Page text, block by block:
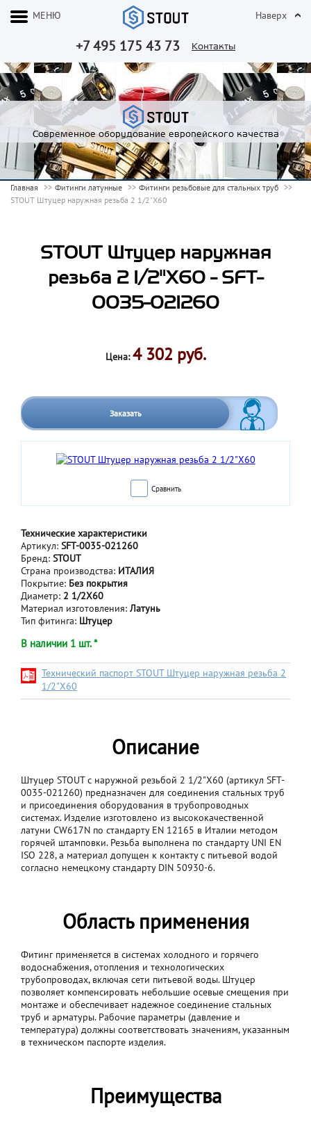
+7 495 175 43 73 Контакты
МЕНЮ Наверх
Современное оборудование европейского качества
Главная Фитинги латунные
Фитинги резьбовые для стальных труб
STOUT Штуцер наружная резьба 2 1/2"X60
STOUT Штуцер наружная
резьба 2 1/2"X60 - SFT-
0035-021260
Цена:4 302 руб.
Заказать
Сравнить
Технические характеристики
Артикул: SFT-0035-021260
Бренд: STOUT
Страна производства: ИТАЛИЯ
Покрытие: Без покрытия
Диаметр: 2 1/2Х60
Материал изготовления: Латунь
Тип фитинга: Штуцер
В наличии 1 шт. *
Технический паспорт STOUT Штуцер наружная резьба 2
1/2"X60
Описание
Штуцер STOUT с наружной резьбой 2 1/2"X60 (артикул SFT-
0035-021260) предназначен для соединения стальных труб
и присоединения оборудования в трубопроводных
системах. Изделие изготовлено из высококачественной
латуни CW617N по стандарту EN 12165 в Италии методом
горячей штамповки. Резьба выполнена по стандарту UNI EN
ISO 228, а материал допущен к контакту с питьевой водой
согласно немецкому стандарту DIN 50930-6.
Область применения
Фитинг применяется в системах холодного и горячего
водоснабжения, отопления и технологических
трубопроводах, включая сети питьевой воды. Штуцер
позволяет компенсировать небольшие осевые смещения при
монтаже и обеспечивает надежное соединение стальных
труб и арматуры. Рабочие параметры (давление и
температура) должны соответствовать значениям, указанным
в техническом паспорте изделия.
Преимущества